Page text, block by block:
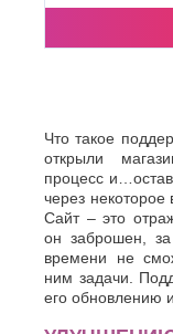
Что такое
открыли
процесс
через некоторое
Сайт – это
он заброшен,
времени не
ним задачи.
его обновлению